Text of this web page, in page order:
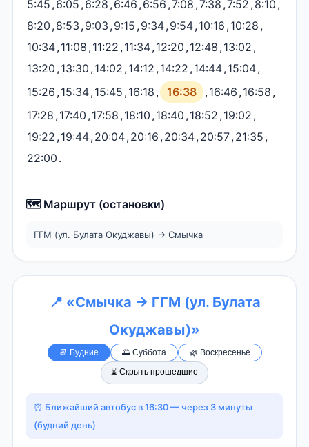
5:45 ,6:05 ,6:28 ,6:46 ,6:56 ,7:08 ,7:38 ,7:52 ,8:10 ,
8:20 ,8:53 ,9:03 ,9:15 ,9:34,9:54,10:16 ,10:28 ,
10:34,11:08 ,11:22 ,11:34,12:20 ,12:48 ,13:02 ,
13:20 ,13:30 ,14:02 ,14:12 ,14:22 ,14:44,15:04,
15:26 ,15:34,15:45 ,16:18 , 16:38 ,16:46 ,16:58 ,
17:28 ,17:40 ,17:58 ,18:10 ,18:40 ,18:52 ,19:02 ,
19:22 ,19:44,20:04,20:16 ,20:34,20:57,21:35 ,
22:00 .
🗺️ Маршрут (остановки)
ГГМ (ул. Булата Окуджавы) → Смычка
📍 «Смычка → ГГМ (ул. Булата
Окуджавы)»
📆 Будние 🌅 Суббота
🌿 Воскресенье
⏳ Скрыть прошедшие
⏰ Ближайший автобус в 16:30 — через 3 минуты
(будний день)